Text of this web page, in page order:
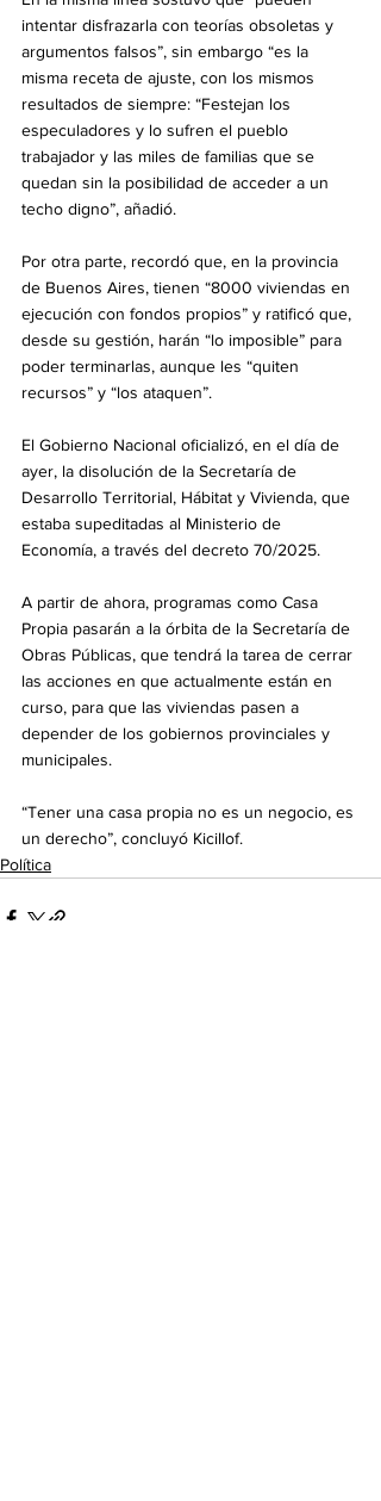
intentar disfrazarla con teorías obsoletas y
argumentos falsos”, sin embargo “es la
misma receta de ajuste, con los mismos
resultados de siempre: “Festejan los
especuladores y lo sufren el pueblo
trabajador y las miles de familias que se
quedan sin la posibilidad de acceder a un
techo digno”, añadió.
Por otra parte, recordó que, en la provincia
de Buenos Aires, tienen “8000 viviendas en
ejecución con fondos propios” y ratificó que,
desde su gestión, harán “lo imposible” para
poder terminarlas, aunque les “quiten
recursos” y “los ataquen”.
El Gobierno Nacional oficializó, en el día de
ayer, la disolución de la Secretaría de
Desarrollo Territorial, Hábitat y Vivienda, que
estaba supeditadas al Ministerio de
Economía, a través del decreto 70/2025.
A partir de ahora, programas como Casa
Propia pasarán a la órbita de la Secretaría de
Obras Públicas, que tendrá la tarea de cerrar
las acciones en que actualmente están en
curso, para que las viviendas pasen a
depender de los gobiernos provinciales y
municipales.
“Tener una casa propia no es un negocio, es
un derecho”, concluyó Kicillof.
Política